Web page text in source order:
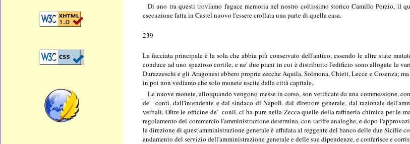
Di uno tra questi troviamo fugace memoria nel nostro coltissimo storico Camillo Porzio, il
esecuzione fatta in Castel nuovo l'essere crollata una parte di quella casa.
239
La facciata principale è la sola che abbia più conservato dell'antico, essendo le altre state
conduce ad uno spazioso cortile, e ne' due piani in cui è distribuito l'edificio sono allogate le
Durazzeschi e gli Aragonesi ebbero proprie zecche Aquila, Solmona, Chieti, Lecce e Cosenza;
in poi non vediamo che solo monete uscite dalla città capitale.
Le nuove monete, allorquando vengono messe in corso, son verificate da una commessione,
de' conti, dall'intendente e dal sindaco di Napoli, dal direttore generale, dal razionale
verbali. Oltre le officine de' conii, ci ha pure nella Zecca quelle della raffineria chimica per le
regolamento del commercio l'amministrazione determina, con tariffe analoghe, e dopo
la direzione di quest'amministrazione generale è affidata al reggente del banco delle due
andamento del servizio dell'amministrazione generale e delle sue dipendenze, e conferisce e